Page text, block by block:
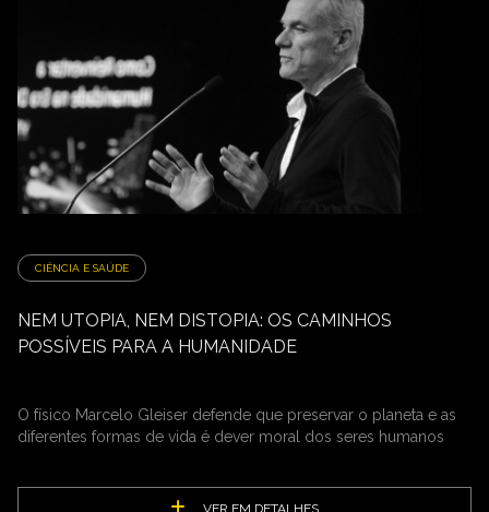
CIÊNCIA E SAÚDE
NEM UTOPIA, NEM DISTOPIA: OS CAMINHOS
POSSÍVEIS PARA A HUMANIDADE
O físico Marcelo Gleiser defende que preservar o planeta e as
diferentes formas de vida é dever moral dos seres humanos